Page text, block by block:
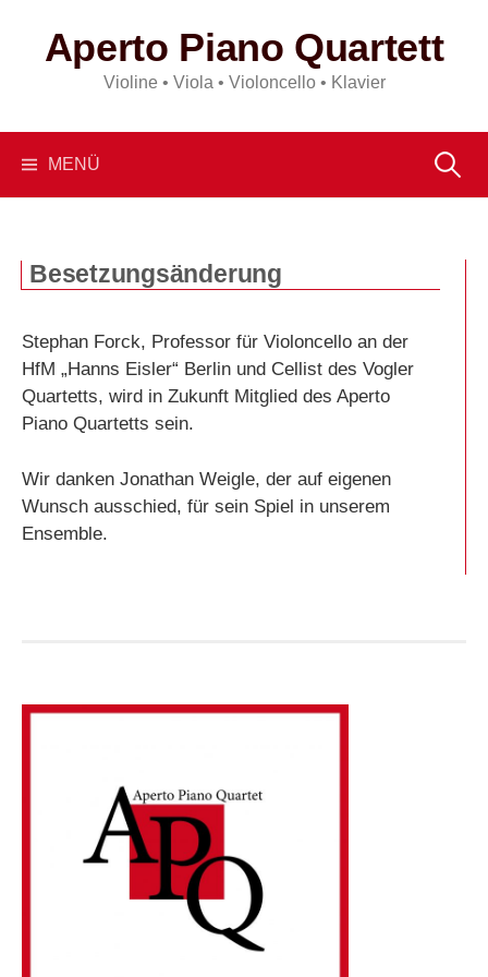
Aperto Piano Quartett
Violine • Viola • Violoncello • Klavier
MENÜ Suchen
Besetzungsänderung
Stephan Forck, Professor für Violoncello an der
HfM „Hanns Eisler“ Berlin und Cellist des Vogler
Quartetts, wird in Zukunft Mitglied des Aperto
Piano Quartetts sein.
Wir danken Jonathan Weigle, der auf eigenen
Wunsch ausschied, für sein Spiel in unserem
Ensemble.